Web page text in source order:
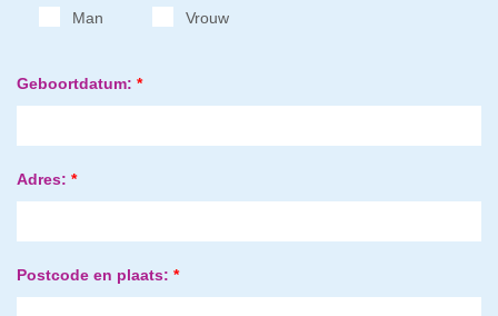
Man Vrouw
Geboortdatum: *
Adres: *
Postcode en plaats: *